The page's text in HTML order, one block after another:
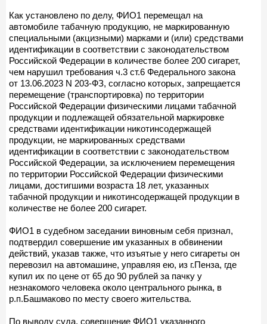
Как установлено по делу, ФИО1 перемещал на
автомобиле табачную продукцию, не маркированную
специальными (акцизными) марками и (или) средствами
идентификации в соответствии с законодательством
Российской Федерации в количестве более 200 сигарет,
чем нарушил требования ч.3 ст.6 Федерального закона
от 13.06.2023 N 203-ФЗ, согласно которых, запрещается
перемещение (транспортировка) по территории
Российской Федерации физическими лицами табачной
продукции и подлежащей обязательной маркировке
средствами идентификации никотинсодержащей
продукции, не маркированных средствами
идентификации в соответствии с законодательством
Российской Федерации, за исключением перемещения
по территории Российской Федерации физическими
лицами, достигшими возраста 18 лет, указанных
табачной продукции и никотинсодержащей продукции в
количестве не более 200 сигарет.
ФИО1 в судебном заседании виновным себя признал,
подтвердил совершение им указанных в обвинении
действий, указав также, что изъятые у него сигареты он
перевозил на автомашине, управляя ею, из г.Пенза, где
купил их по цене от 65 до 90 рублей за пачку у
незнакомого человека около центрального рынка, в
р.п.Башмаково по месту своего жительства.
По выводу суда, совершение ФИО1 указанного